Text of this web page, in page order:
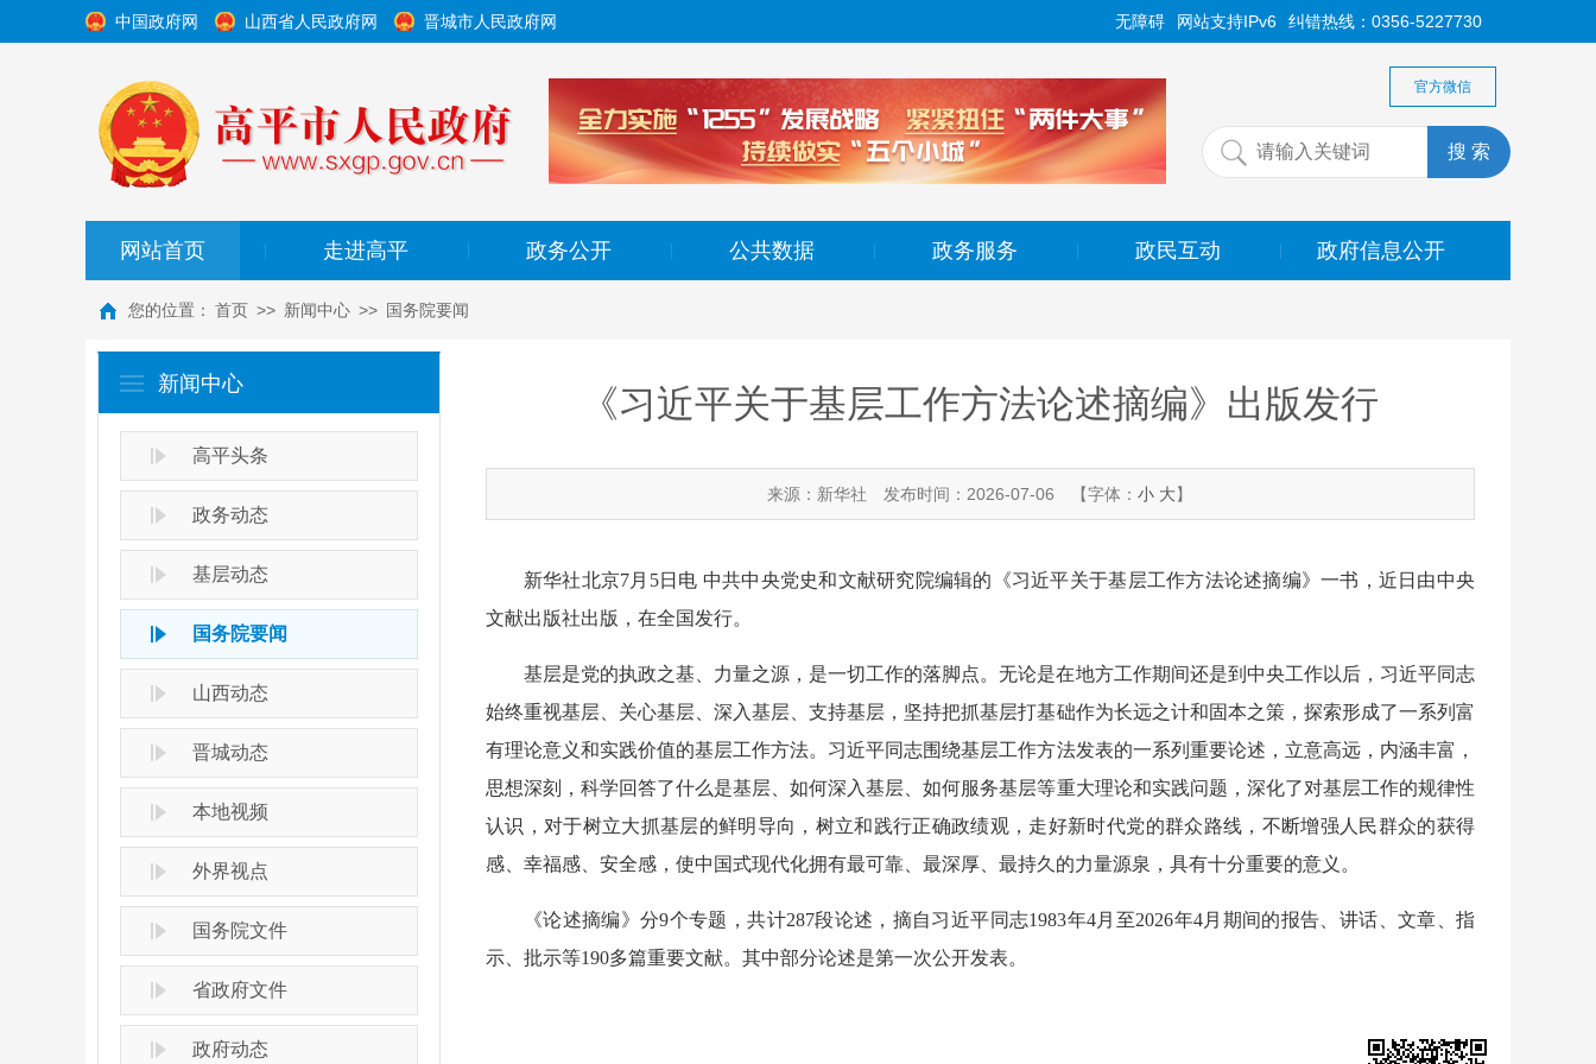
中国政府网 山西省人民政府网 晋城市人民政府网 纠错热线：0356-5227730
网站支持IPv6
无障碍
官方微信
网站首页 走进高平 政务公开 公共数据 政务服务 政民互动 政府信息公开
您的位置： 首页 >> 新闻中心 >> 国务院要闻
新闻中心
高平头条
政务动态
基层动态
国务院要闻
山西动态
晋城动态
本地视频
外界视点
国务院文件
省政府文件
政府动态
《习近平关于基层工作方法论述摘编》出版发行
来源：新华社 发布时间：2026-07-06 【字体：小 大】
新华社北京7月5日电 中共中央党史和文献研究院编辑的《习近平关于基层工作方法论述摘编》一书，近日由中央
文献出版社出版，在全国发行。
基层是党的执政之基、力量之源，是一切工作的落脚点。无论是在地方工作期间还是到中央工作以后，习近平同志
始终重视基层、关心基层、深入基层、支持基层，坚持把抓基层打基础作为长远之计和固本之策，探索形成了一系列富
有理论意义和实践价值的基层工作方法。习近平同志围绕基层工作方法发表的一系列重要论述，立意高远，内涵丰富，
思想深刻，科学回答了什么是基层、如何深入基层、如何服务基层等重大理论和实践问题，深化了对基层工作的规律性
认识，对于树立大抓基层的鲜明导向，树立和践行正确政绩观，走好新时代党的群众路线，不断增强人民群众的获得
感、幸福感、安全感，使中国式现代化拥有最可靠、最深厚、最持久的力量源泉，具有十分重要的意义。
《论述摘编》分9个专题，共计287段论述，摘自习近平同志1983年4月至2026年4月期间的报告、讲话、文章、指
示、批示等190多篇重要文献。其中部分论述是第一次公开发表。